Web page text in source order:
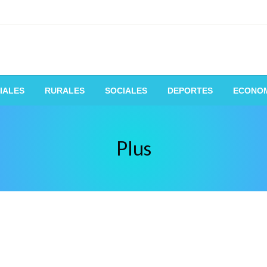
de la manera mas fácil y rápida
RURALES SOCIALES DEPORTES
Plus